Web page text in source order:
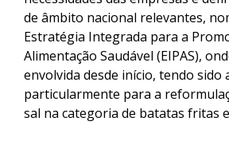
de âmbito nacional relevantes,
Estratégia Integrada para a
Alimentação Saudável (EIPAS),
envolvida desde início, tendo sido
particularmente para a
sal na categoria de batatas fritas